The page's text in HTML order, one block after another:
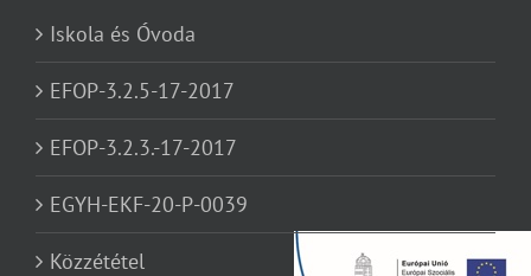
Iskola és Óvoda
EFOP-3.2.5-17-2017
EFOP-3.2.3.-17-2017
EGYH-EKF-20-P-0039
Közzététel